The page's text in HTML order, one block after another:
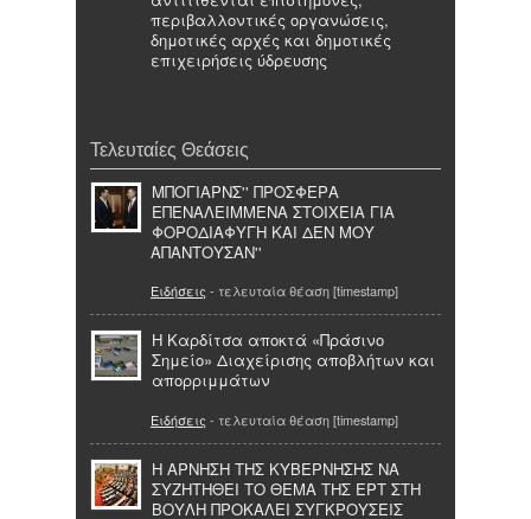
περιβαλλοντικές οργανώσεις,
δημοτικές αρχές και δημοτικές
επιχειρήσεις ύδρευσης
Τελευταίες Θεάσεις
ΜΠΟΓΙΑΡΝΣ'' ΠΡΟΣΦΕΡΑ
ΕΠΕΝΑΛΕΙΜΜΕΝΑ ΣΤΟΙΧΕΙΑ ΓΙΑ
ΦΟΡΟΔΙΑΦΥΓΗ ΚΑΙ ΔΕΝ ΜΟΥ
ΑΠΑΝΤΟΥΣΑΝ''
Ειδήσεις - τελευταία θέαση [timestamp]
Η Καρδίτσα αποκτά «Πράσινο
Σημείο» Διαχείρισης αποβλήτων και
απορριμμάτων
Ειδήσεις - τελευταία θέαση [timestamp]
Η ΑΡΝΗΣΗ ΤΗΣ ΚΥΒΕΡΝΗΣΗΣ ΝΑ
ΣΥΖΗΤΗΘΕΙ ΤΟ ΘΕΜΑ ΤΗΣ ΕΡΤ ΣΤΗ
ΒΟΥΛΗ ΠΡΟΚΑΛΕΙ ΣΥΓΚΡΟΥΣΕΙΣ